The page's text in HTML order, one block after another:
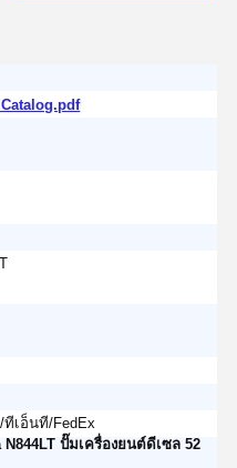
เอ็นที/FedEx
ปั๊มเครื่องยนต์ดีเซล 52